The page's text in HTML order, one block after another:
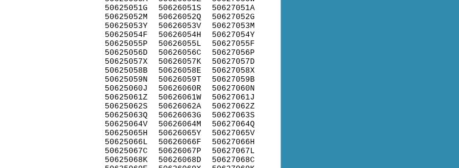
50625051G
50625052M
50625053Y
50625054F
50625055P
50625056D
50625057X
50625058B
50625059N
50625060J
50625061Z
50625062S
50625063Q
50625064V
50625065H
50625066L
50625067C
50625068K
50626051S
50626052Q
50626053V
50626054H
50626055L
50626056C
50626057K
50626058E
50626059T
50626060R
50626061W
50626062A
50626063G
50626064M
50626065Y
50626066F
50626067P
50626068D
50627051A
50627052G
50627053M
50627054Y
50627055F
50627056P
50627057D
50627058X
50627059B
50627060N
50627061J
50627062Z
50627063S
50627064Q
50627065V
50627066H
50627067L
50627068C